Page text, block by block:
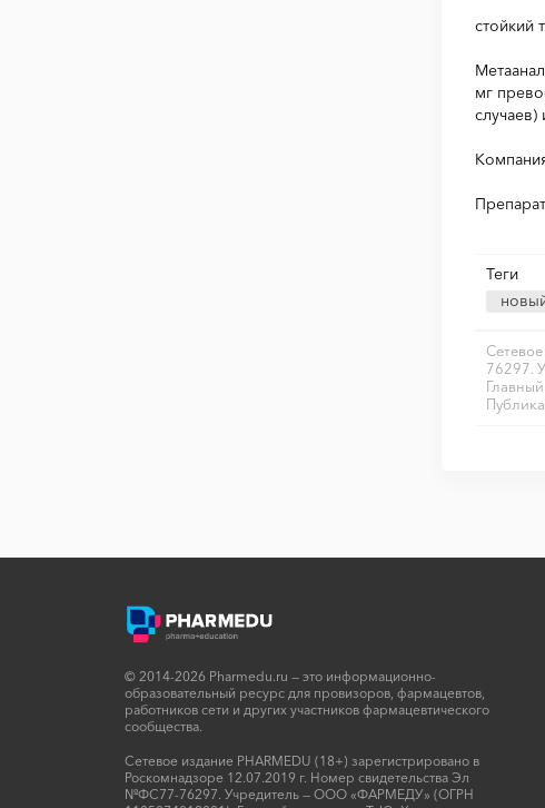
стойкий
мг
Теги
76297.
© 2014-2026 Pharmedu.ru — это информационно-
образовательный ресурс для провизоров, фармацевтов,
работников сети и других участников фармацевтического
сообщества.
Сетевое издание PHARMEDU (18+) зарегистрировано в
Роскомнадзоре 12.07.2019 г. Номер свидетельства Эл
№ФС77-76297. Учредитель — ООО «ФАРМЕДУ» (ОГРН